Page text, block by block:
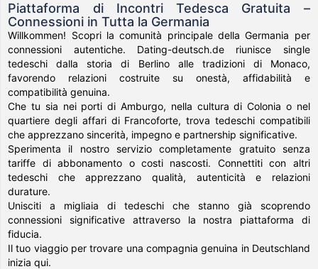
Piattaforma di Incontri Tedesca Gratuita –
Connessioni in Tutta la Germania
Willkommen! Scopri la comunità principale della Germania per
connessioni autentiche. Dating-deutsch.de riunisce single
tedeschi dalla storia di Berlino alle tradizioni di Monaco,
favorendo relazioni costruite su onestà, affidabilità e
compatibilità genuina.
Che tu sia nei porti di Amburgo, nella cultura di Colonia o nel
quartiere degli affari di Francoforte, trova tedeschi compatibili
che apprezzano sincerità, impegno e partnership significative.
Sperimenta il nostro servizio completamente gratuito senza
tariffe di abbonamento o costi nascosti. Connettiti con altri
tedeschi che apprezzano qualità, autenticità e relazioni
durature.
Unisciti a migliaia di tedeschi che stanno già scoprendo
connessioni significative attraverso la nostra piattaforma di
fiducia.
Il tuo viaggio per trovare una compagnia genuina in Deutschland
inizia qui.